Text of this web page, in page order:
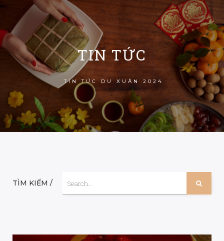
TIN TỨC
TIN TỨC DU XUÂN 2024
TÌM KIẾM /